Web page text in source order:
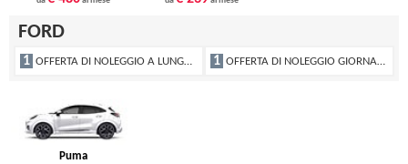
FORD
1 OFFERTA DI NOLEGGIO A LUNGO TERMINE 1 OFFERTA DI NOLEGGIO GIORNALIERO
Puma